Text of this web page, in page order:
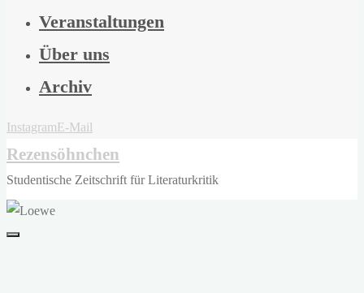
Veranstaltungen
Über uns
Archiv
InstagramE-Mail
Rezensöhnchen
Studentische Zeitschrift für Literaturkritik